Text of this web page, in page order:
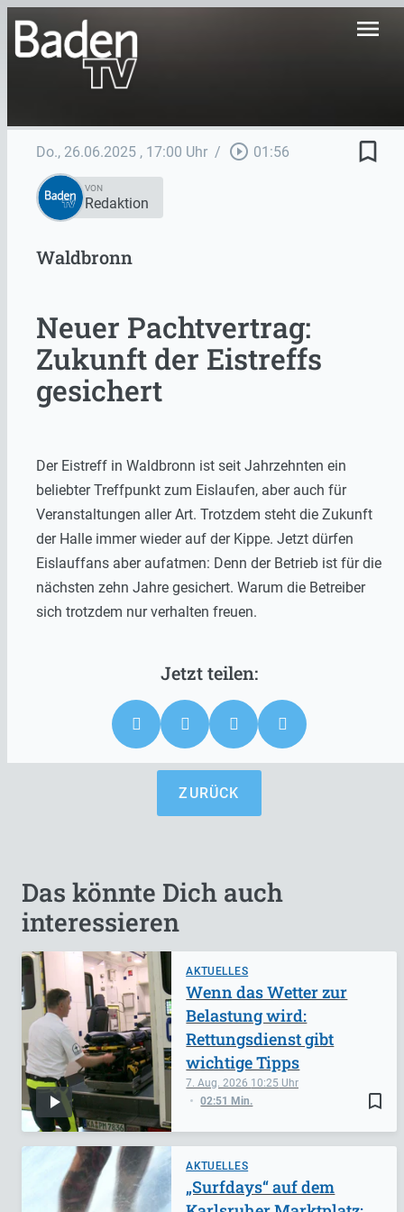
menu
Do., 26.06.2025 , 17:00 Uhr / play_circle_outline 01:56 bookmark_border
VON
Redaktion
Waldbronn
Neuer Pachtvertrag:
Zukunft der Eistreffs
gesichert
Der Eistreff in Waldbronn ist seit Jahrzehnten ein
beliebter Treffpunkt zum Eislaufen, aber auch für
Veranstaltungen aller Art. Trotzdem steht die Zukunft
der Halle immer wieder auf der Kippe. Jetzt dürfen
Eislauffans aber aufatmen: Denn der Betrieb ist für die
nächsten zehn Jahre gesichert. Warum die Betreiber
sich trotzdem nur verhalten freuen.
ZURÜCK
Das könnte Dich auch
interessieren
AKTUELLES
bookmark_border
7. Aug. 2026 10:25
02:51 Min.
Wenn das Wetter zur
Belastung wird:
Rettungsdienst gibt
wichtige Tipps
AKTUELLES
„Surfdays“ auf dem